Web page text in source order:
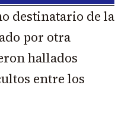
destinatario de la
por otra
hallados
entre los